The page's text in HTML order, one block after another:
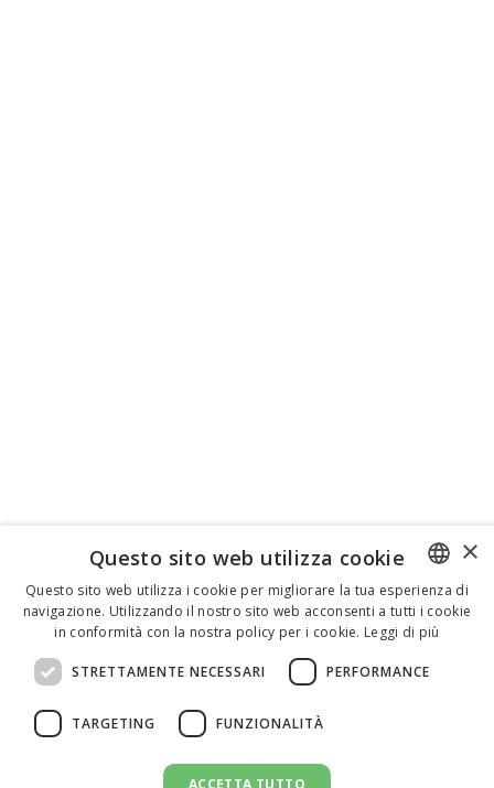
ENGLISH
×
Questo sito web utilizza cookie
Questo sito web utilizza i cookie per migliorare la tua esperienza di
navigazione. Utilizzando il nostro sito web acconsenti a tutti i cookie
in conformità con la nostra policy per i cookie. Leggi di più
STRETTAMENTE NECESSARI PERFORMANCE
TARGETING FUNZIONALITÀ
ACCETTA TUTTO